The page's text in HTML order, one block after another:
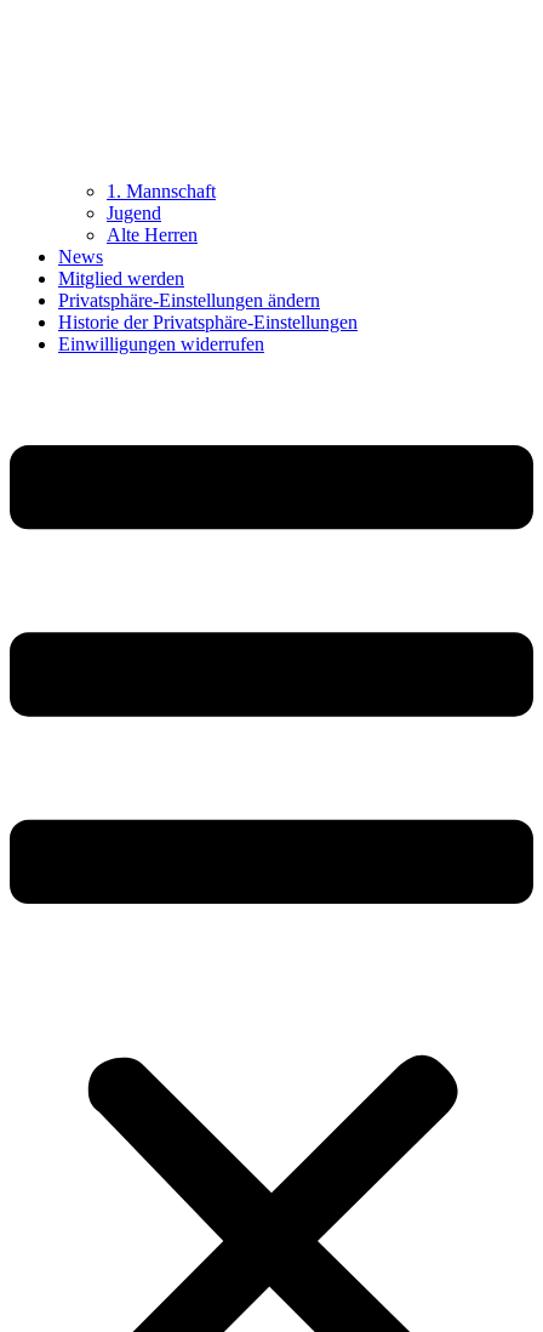
1. Mannschaft
Jugend
Alte Herren
News
Mitglied werden
Privatsphäre-Einstellungen ändern
Historie der Privatsphäre-Einstellungen
Einwilligungen widerrufen